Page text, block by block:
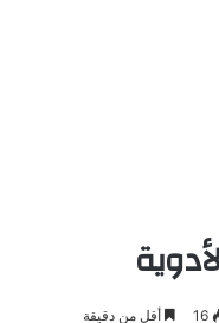
16 أقل من دقيقة